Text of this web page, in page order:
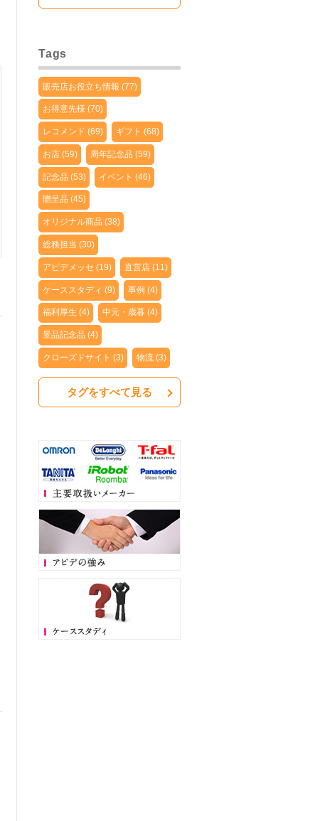
Tags
販売店お役立ち情報 (77)
お得意先様 (70)
レコメンド (69) ギフト (68)
お店 (59) 周年記念品 (59)
記念品 (53) イベント (46)
贈呈品 (45)
オリジナル商品 (38)
総務担当 (30)
アピデメッセ (19) 直営店 (11)
ケーススタディ (9) 事例 (4)
福利厚生 (4) 中元・歳暮 (4)
景品記念品 (4)
クローズドサイト (3) 物流 (3)
タグをすべて見る